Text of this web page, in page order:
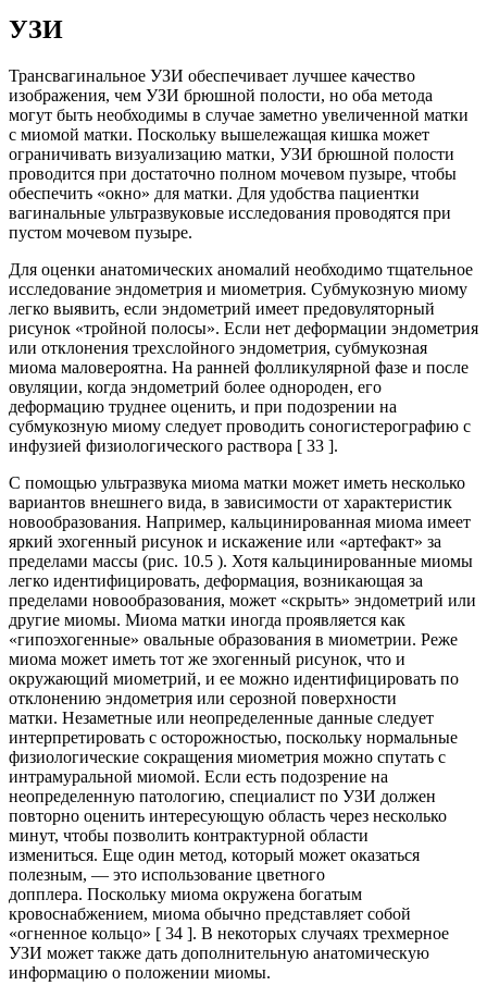
УЗИ
Трансвагинальное УЗИ обеспечивает лучшее качество
изображения, чем УЗИ брюшной полости, но оба метода
могут быть необходимы в случае заметно увеличенной матки
с миомой матки. Поскольку вышележащая кишка может
ограничивать визуализацию матки, УЗИ брюшной полости
проводится при достаточно полном мочевом пузыре, чтобы
обеспечить «окно» для матки. Для удобства пациентки
вагинальные ультразвуковые исследования проводятся при
пустом мочевом пузыре.
Для оценки анатомических аномалий необходимо тщательное
исследование эндометрия и миометрия. Субмукозную миому
легко выявить, если эндометрий имеет предовуляторный
рисунок «тройной полосы». Если нет деформации эндометрия
или отклонения трехслойного эндометрия, субмукозная
миома маловероятна. На ранней фолликулярной фазе и после
овуляции, когда эндометрий более однороден, его
деформацию труднее оценить, и при подозрении на
субмукозную миому следует проводить соногистерографию с
инфузией физиологического раствора [ 33 ].
С помощью ультразвука миома матки может иметь несколько
вариантов внешнего вида, в зависимости от характеристик
новообразования. Например, кальцинированная миома имеет
яркий эхогенный рисунок и искажение или «артефакт» за
пределами массы (рис. 10.5 ). Хотя кальцинированные миомы
легко идентифицировать, деформация, возникающая за
пределами новообразования, может «скрыть» эндометрий или
другие миомы. Миома матки иногда проявляется как
«гипоэхогенные» овальные образования в миометрии. Реже
миома может иметь тот же эхогенный рисунок, что и
окружающий миометрий, и ее можно идентифицировать по
отклонению эндометрия или серозной поверхности
матки. Незаметные или неопределенные данные следует
интерпретировать с осторожностью, поскольку нормальные
физиологические сокращения миометрия можно спутать с
интрамуральной миомой. Если есть подозрение на
неопределенную патологию, специалист по УЗИ должен
повторно оценить интересующую область через несколько
минут, чтобы позволить контрактурной области
измениться. Еще один метод, который может оказаться
полезным, — это использование цветного
допплера. Поскольку миома окружена богатым
кровоснабжением, миома обычно представляет собой
«огненное кольцо» [ 34 ]. В некоторых случаях трехмерное
УЗИ может также дать дополнительную анатомическую
информацию о положении миомы.